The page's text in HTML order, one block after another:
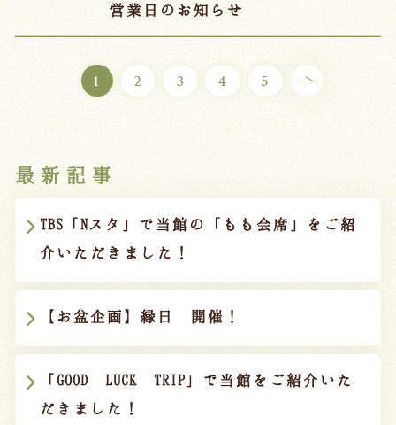
営業日のお知らせ
1 2 3 4 5
最新記事
TBS「Nスタ」で当館の「もも会席」をご紹
介いただきました！
【お盆企画】縁日 開催！
「GOOD LUCK TRIP」で当館をご紹介いた
だきました！